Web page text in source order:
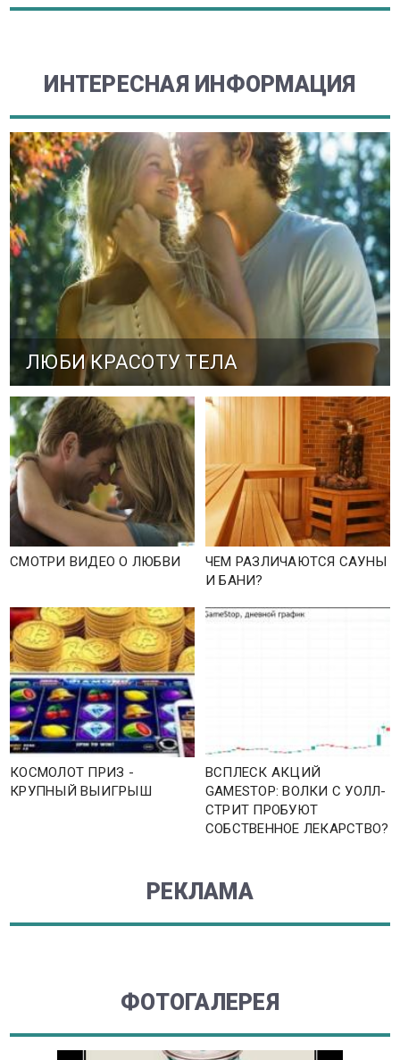
ИНТЕРЕСНАЯ ИНФОРМАЦИЯ
ЛЮБИ КРАСОТУ ТЕЛА
СМОТРИ ВИДЕО О ЛЮБВИ
ЧЕМ РАЗЛИЧАЮТСЯ САУНЫ
И БАНИ?
КОСМОЛОТ ПРИЗ -
КРУПНЫЙ ВЫИГРЫШ
ВСПЛЕСК АКЦИЙ
GAMESTOP: ВОЛКИ С УОЛЛ-
СТРИТ ПРОБУЮТ
СОБСТВЕННОЕ ЛЕКАРСТВО?
РЕКЛАМА
ФОТОГАЛЕРЕЯ